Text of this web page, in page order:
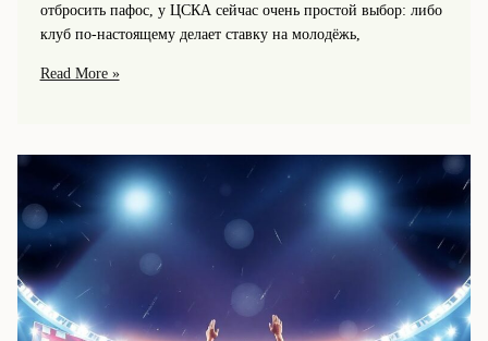
отбросить пафос, у ЦСКА сейчас очень простой выбор: либо
клуб по‑настоящему делает ставку на молодёжь,
Топ
станет
новой
звездой
красно-
синих
Read More »